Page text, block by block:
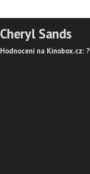
Cheryl Sands
Hodnocení na Kinobox.cz: ?